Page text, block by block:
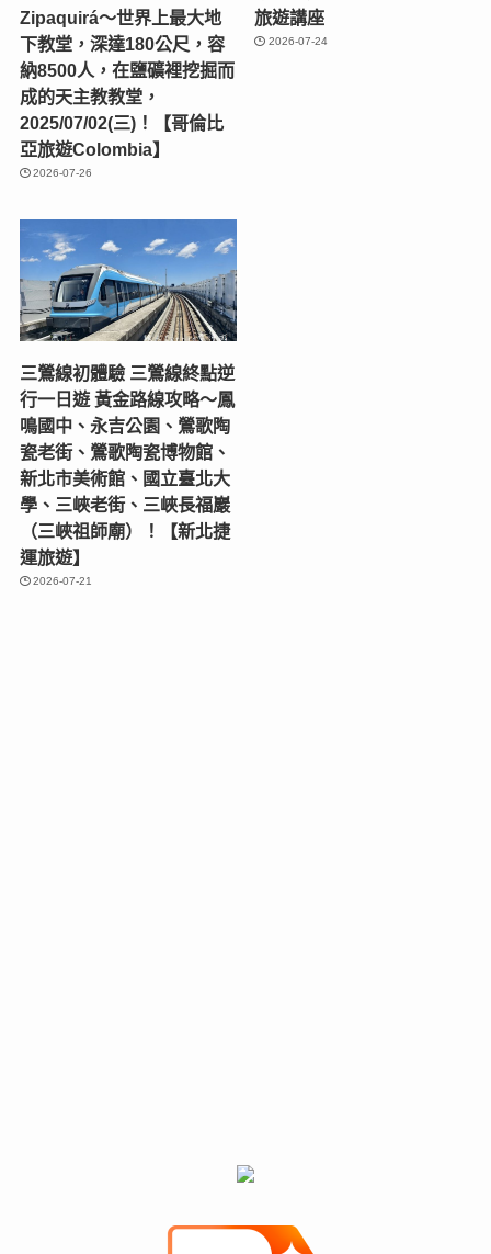
Zipaquirá～世界上最大地
下教堂，深達180公尺，容
納8500人，在鹽礦裡挖掘而
成的天主教教堂，
2025/07/02(三)！【哥倫比
亞旅遊Colombia】
2026-07-26
旅遊講座
2026-07-24
三鶯線初體驗 三鶯線終點逆
行一日遊 黃金路線攻略～鳳
鳴國中、永吉公園、鶯歌陶
瓷老街、鶯歌陶瓷博物館、
新北市美術館、國立臺北大
學、三峽老街、三峽長福巖
（三峽祖師廟）！【新北捷
運旅遊】
2026-07-21